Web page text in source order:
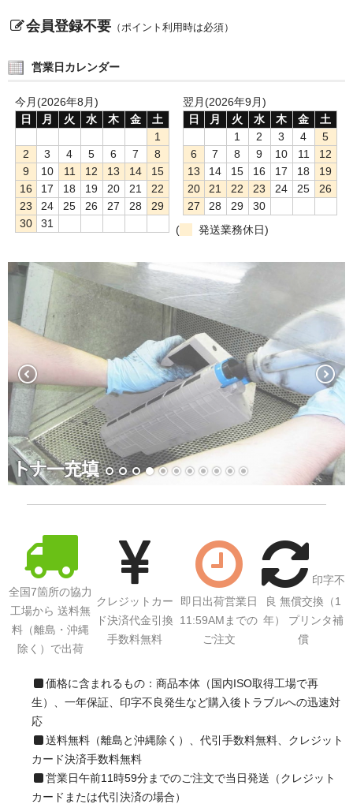
会員登録不要 （ポイント利用時は必須）
営業日カレンダー
今月(2026年8月)
日
月 火 水 木 金
土
1
2
3 4 5 6 7
8
9
10 11 12 13 14
15
16
17 18 19 20 21
22
23
24 25 26 27 28
29
30
31
翌月(2026年9月)
日
月 火 水 木 金
土
1
2 3 4
5
6
7 8 9 10 11
12
13
14 15 16 17 18
19
20
21 22 23 24 25
26
27
28 29
30
(
発送業務休日)
全国7箇所の協力
工場から 送料無
料（離島・沖縄
除く）で出荷
クレジットカー
ド決済代金引換
手数料無料
即日出荷営業日
11:59AMまでの
ご注文
印字不
良 無償交換（1
年） プリンタ補
償
価格に含まれるもの：商品本体（国内ISO取得工場で再
生）、一年保証、印字不良発生など購入後トラブルへの迅速対
応
送料無料（離島と沖縄除く）、代引手数料無料、クレジット
カード決済手数料無料
営業日午前11時59分までのご注文で当日発送（クレジット
カードまたは代引決済の場合）